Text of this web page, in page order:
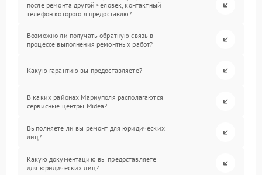
после ремонта другой человек, контактный
телефон которого я предоставлю?
Возможно ли получать обратную связь в
процессе выполнения ремонтных работ?
Какую гарантию вы предоставляете?
В каких районах Мариуполя располагаются
сервисные центры Midea?
Выполняете ли вы ремонт для юридических
лиц?
Какую документацию вы предоставляете
для юридических лиц?